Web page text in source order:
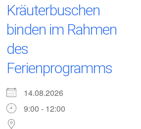
Kräuterbuschen
binden im Rahmen
des
Ferienprogramms
14.08.2026
9:00 - 12:00